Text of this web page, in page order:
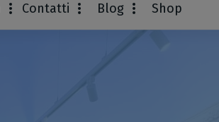
Contatti Blog Shop